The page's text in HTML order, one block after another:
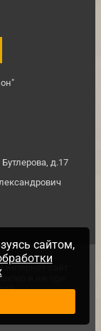
д.17
сайт
и ни при
сайтом,